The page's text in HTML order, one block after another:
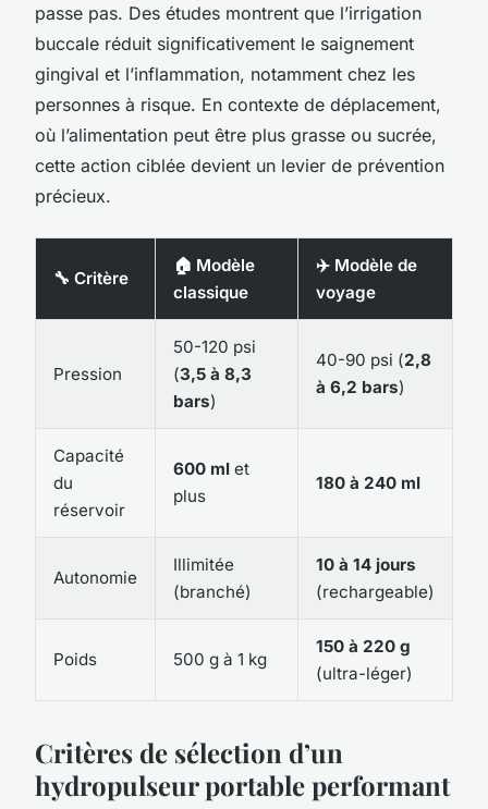
passe pas. Des études montrent que l’irrigation
buccale réduit significativement le saignement
gingival et l’inflammation, notamment chez les
personnes à risque. En contexte de déplacement,
où l’alimentation peut être plus grasse ou sucrée,
cette action ciblée devient un levier de prévention
précieux.
🔧 Critère
🏠 Modèle
classique
✈️ Modèle de
voyage
Pression
50-120 psi
(3,5 à 8,3
bars)
40-90 psi (2,8
à 6,2 bars)
Capacité
du
réservoir
600 ml et
plus
180 à 240 ml
Autonomie
Illimitée
(branché)
10 à 14 jours
(rechargeable)
Poids 500 g à 1 kg
150 à 220 g
(ultra-léger)
Critères de sélection d’un
hydropulseur portable performant